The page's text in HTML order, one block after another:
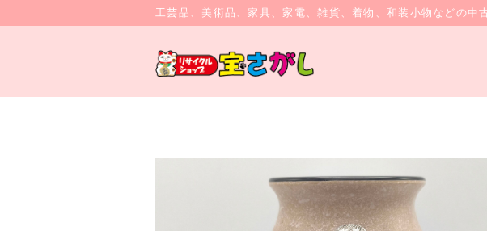
工芸品、美術品、家具、家電、雑貨、着物、和装小物などの中